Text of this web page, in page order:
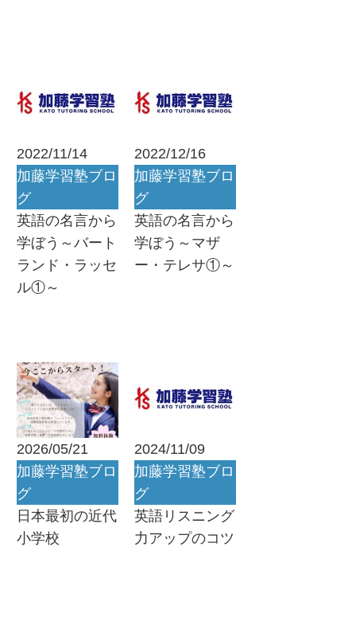
2022/11/14
加藤学習塾ブロ
グ
英語の名言から
学ぼう～バート
ランド・ラッセ
ル①～
2022/12/16
加藤学習塾ブロ
グ
英語の名言から
学ぼう～マザ
ー・テレサ①～
2026/05/21
加藤学習塾ブロ
グ
日本最初の近代
小学校
2024/11/09
加藤学習塾ブロ
グ
英語リスニング
力アップのコツ